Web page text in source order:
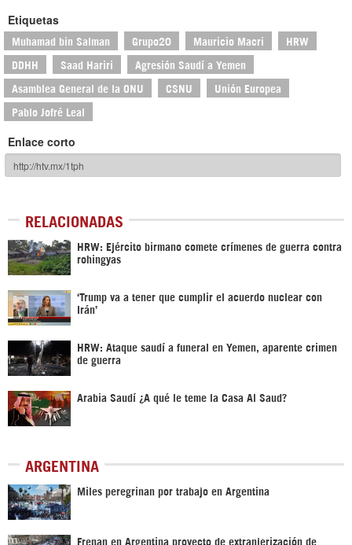
Etiquetas
Muhamad bin Salman Grupo20 Mauricio Macri HRW
DDHH Saad Hariri Agresión Saudí a Yemen
Asamblea General de la ONU CSNU Unión Europea
Pablo Jofré Leal
Enlace corto
RELACIONADAS
HRW: Ejército birmano comete crímenes de guerra contra
rohingyas
‘Trump va a tener que cumplir el acuerdo nuclear con
Irán’
HRW: Ataque saudí a funeral en Yemen, aparente crimen
de guerra
Arabia Saudí ¿A qué le teme la Casa Al Saud?
ARGENTINA
Miles peregrinan por trabajo en Argentina
Frenan en Argentina proyecto de extranjerización de